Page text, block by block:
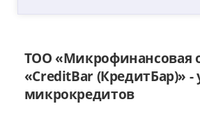
ТОО «Микрофинансовая
«CreditBar (КредитБар)» -
микрокредитов